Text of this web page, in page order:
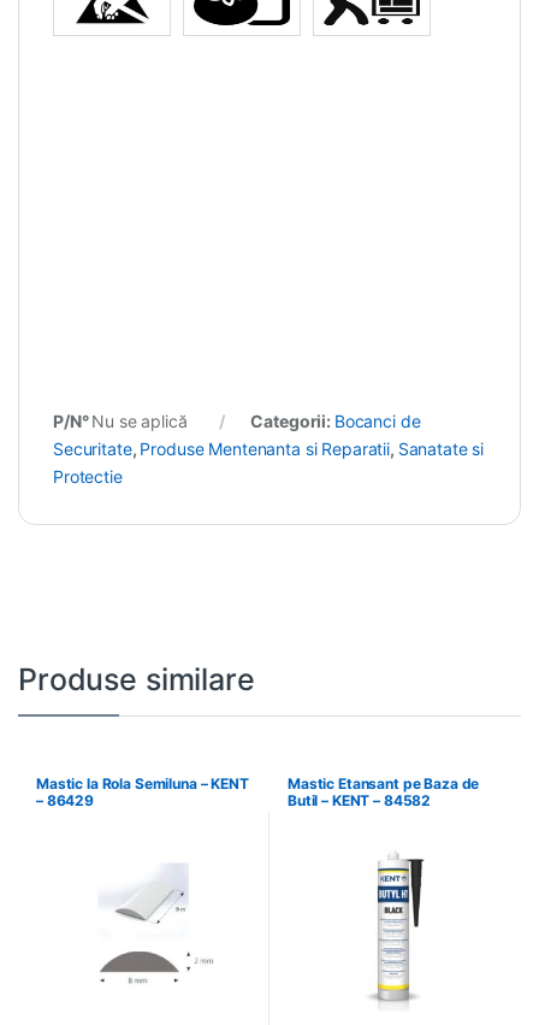
P/N°Nu se aplică Categorii: Bocanci de
Securitate, Produse Mentenanta si Reparatii, Sanatate si
Protectie
Produse similare
Mastic la Rola Semiluna – KENT
– 86429
Mastic Etansant pe Baza de
Butil – KENT – 84582